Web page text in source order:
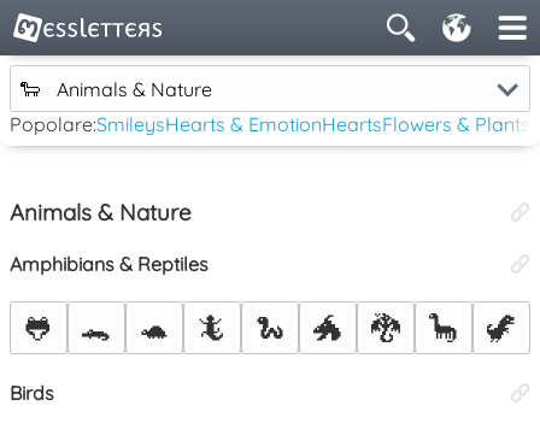
🐑
Animals & Nature
Popolare:SmileysHearts & EmotionHeartsFlowers & Plants
Animals & Nature
Amphibians & Reptiles
🐸 🐊 🐢 🦎 🐍 🐲 🐉 🦕 🦖
Birds